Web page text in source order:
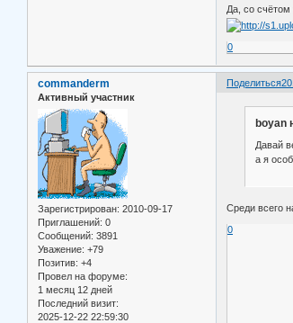
Да, со счётом
0
Поделиться
commanderm
Активный участник
Зарегистрирован: 2010-09-17
Приглашений: 0
Сообщений: 3891
Уважение: +79
Позитив: +4
Провел на форуме:
1 месяц 12 дней
Последний визит:
2025-12-22 22:59:30
boyan
Давай
а я
Среди всего
0